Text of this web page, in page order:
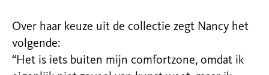
Over haar keuze uit de collectie zegt Nancy het
volgende:
“Het is iets buiten mijn comfortzone, omdat ik